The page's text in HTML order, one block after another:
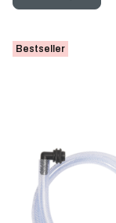
Bestseller